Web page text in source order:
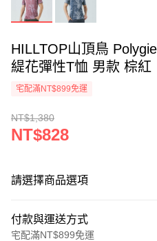
HILLTOP山頂鳥
緹花彈性T恤 男款 棕紅
宅配滿NT$899免運
NT$1,380
NT$828
請選擇商品選項
付款與運送方式
宅配滿NT$899免運